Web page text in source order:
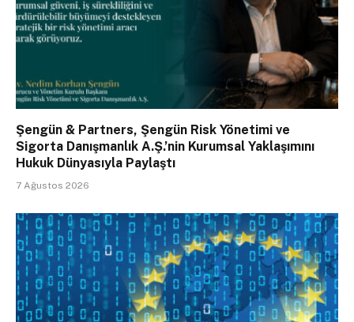
Şengün & Partners, Şengün Risk Yönetimi ve
Sigorta Danışmanlık A.Ş.’nin Kurumsal Yaklaşımını
Hukuk Dünyasıyla Paylaştı
7 Ağustos 2026